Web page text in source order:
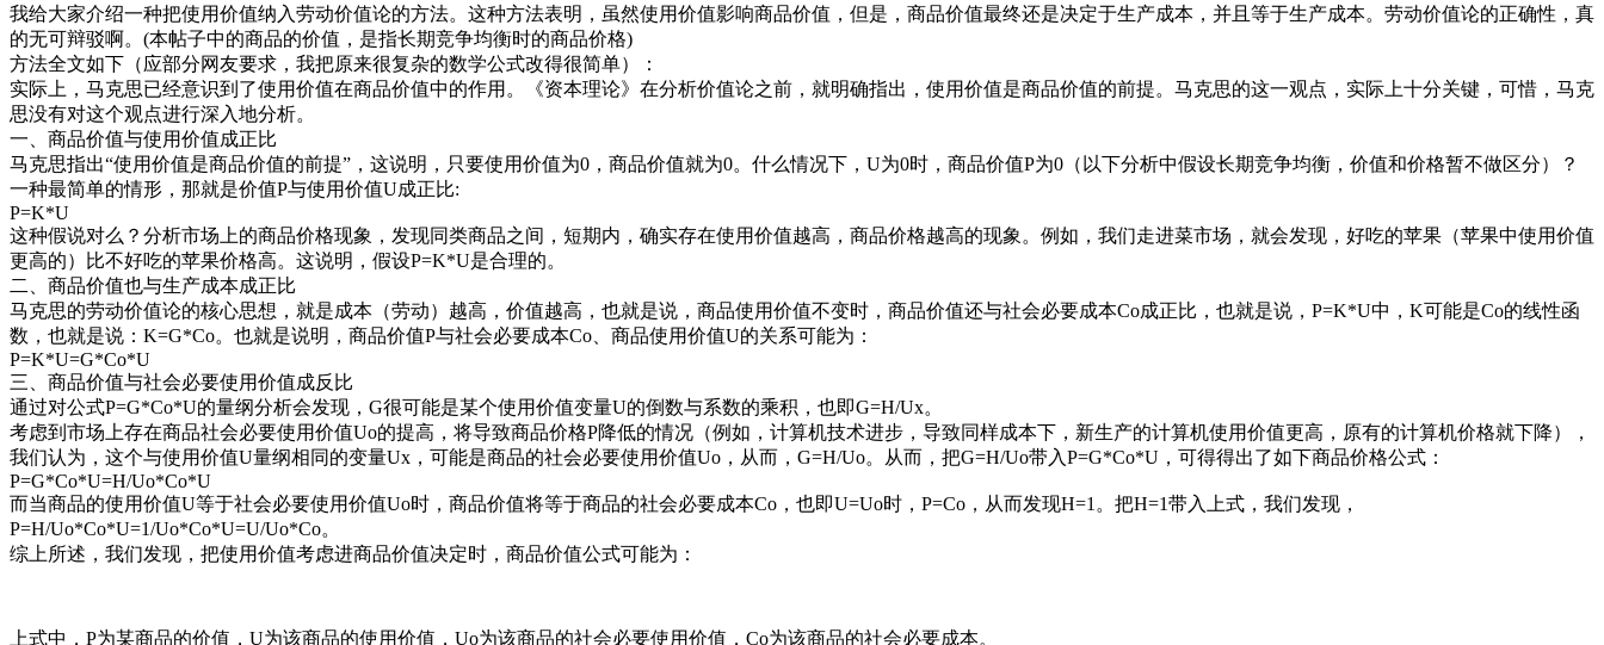
我给大家介绍一种把使用价值纳入劳动价值论的方法。这种方法表明，虽然使用价值影响商品价值，但是，商品价值最终还是决定于生产成本，并且等于生产成本。劳动价值论的正确性，真
的无可辩驳啊。(本帖子中的商品的价值，是指长期竞争均衡时的商品价格)
方法全文如下（应部分网友要求，我把原来很复杂的数学公式改得很简单）：
实际上，马克思已经意识到了使用价值在商品价值中的作用。《资本理论》在分析价值论之前，就明确指出，使用价值是商品价值的前提。马克思的这一观点，实际上十分关键，可惜，马克
思没有对这个观点进行深入地分析。
一、商品价值与使用价值成正比
马克思指出“使用价值是商品价值的前提”，这说明，只要使用价值为0，商品价值就为0。什么情况下，U为0时，商品价值P为0（以下分析中假设长期竞争均衡，价值和价格暂不做区分）？
一种最简单的情形，那就是价值P与使用价值U成正比:
P=K*U
这种假说对么？分析市场上的商品价格现象，发现同类商品之间，短期内，确实存在使用价值越高，商品价格越高的现象。例如，我们走进菜市场，就会发现，好吃的苹果（苹果中使用价值
更高的）比不好吃的苹果价格高。这说明，假设P=K*U是合理的。
二、商品价值也与生产成本成正比
马克思的劳动价值论的核心思想，就是成本（劳动）越高，价值越高，也就是说，商品使用价值不变时，商品价值还与社会必要成本Co成正比，也就是说，P=K*U中，K可能是Co的线性函
数，也就是说：K=G*Co。也就是说明，商品价值P与社会必要成本Co、商品使用价值U的关系可能为：
P=K*U=G*Co*U
三、商品价值与社会必要使用价值成反比
通过对公式P=G*Co*U的量纲分析会发现，G很可能是某个使用价值变量U的倒数与系数的乘积，也即G=H/Ux。
考虑到市场上存在商品社会必要使用价值Uo的提高，将导致商品价格P降低的情况（例如，计算机技术进步，导致同样成本下，新生产的计算机使用价值更高，原有的计算机价格就下降），
我们认为，这个与使用价值U量纲相同的变量Ux，可能是商品的社会必要使用价值Uo，从而，G=H/Uo。从而，把G=H/Uo带入P=G*Co*U，可得得出了如下商品价格公式：
P=G*Co*U=H/Uo*Co*U
而当商品的使用价值U等于社会必要使用价值Uo时，商品价值将等于商品的社会必要成本Co，也即U=Uo时，P=Co，从而发现H=1。把H=1带入上式，我们发现，
P=H/Uo*Co*U=1/Uo*Co*U=U/Uo*Co。
综上所述，我们发现，把使用价值考虑进商品价值决定时，商品价值公式可能为：
上式中，P为某商品的价值，U为该商品的使用价值，Uo为该商品的社会必要使用价值，Co为该商品的社会必要成本。